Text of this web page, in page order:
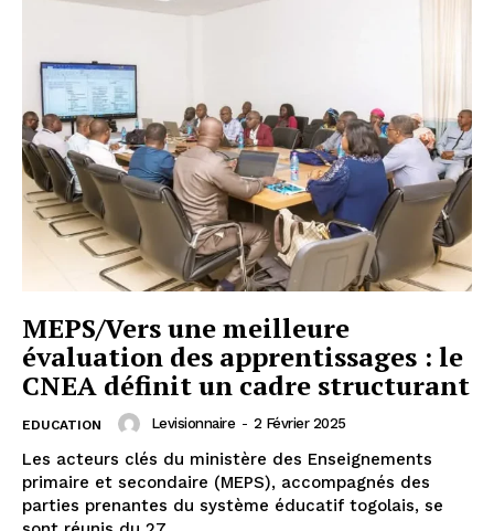
MEPS/Vers une meilleure
évaluation des apprentissages : le
CNEA définit un cadre structurant
EDUCATION Levisionnaire - 2 Février 2025
Les acteurs clés du ministère des Enseignements
primaire et secondaire (MEPS), accompagnés des
parties prenantes du système éducatif togolais, se